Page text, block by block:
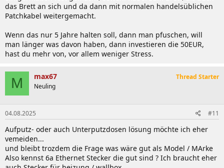
das Brett an sich und da dann mit normalen handelsüblichen
Patchkabel weitergemacht.
Wenn das nur 5 Jahre halten soll, dann man pfuschen, will
man länger was davon haben, dann investieren die 50EUR,
hast du mehr von, vor allem weniger Stress.
M max67
Neuling
Thread Starter
04.08.2025 #11
Aufputz- oder auch Unterputzdosen lösung möchte ich eher
vemeiden...
und bleibt trozdem die Frage was wäre gut als Model / MArke
Also kennst 6a Ethernet Stecker die gut sind ? Ich braucht eher